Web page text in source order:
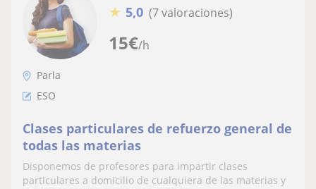
15€/h
★ 5,0 (7 valoraciones)
Parla
ESO
Clases particulares de refuerzo general de
todas las materias
Disponemos de profesores para impartir clases
particulares a domicilio de cualquiera de las materias y